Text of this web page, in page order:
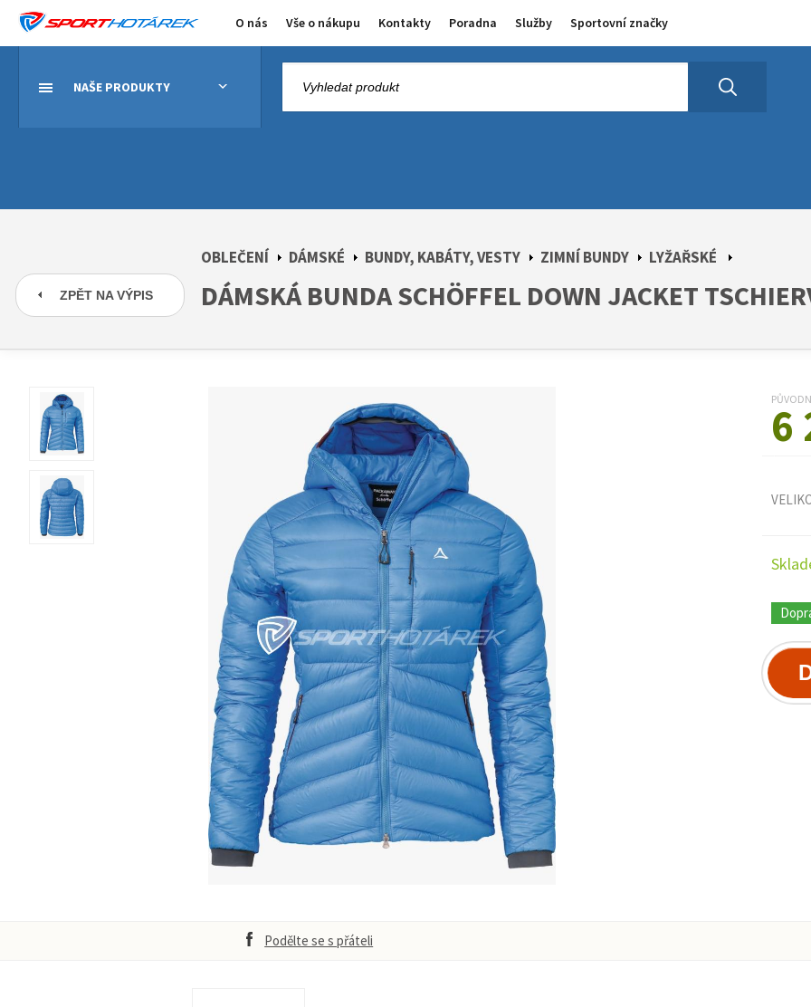
O nás Vše o nákupu Kontakty Poradna Služby Sportovní značky
NAŠE PRODUKTY
ZPĚT NA VÝPIS
OBLEČENÍ DÁMSKÉ BUNDY, KABÁTY, VESTY ZIMNÍ BUNDY LYŽAŘSKÉ
DÁMSKÁ BUNDA SCHÖFFEL DOWN JACKET
6
Podělte se s přáteli